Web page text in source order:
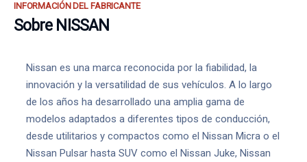
INFORMACIÓN DEL FABRICANTE
Sobre NISSAN
Nissan es una marca reconocida por la fiabilidad, la
innovación y la versatilidad de sus vehículos. A lo largo
de los años ha desarrollado una amplia gama de
modelos adaptados a diferentes tipos de conducción,
desde utilitarios y compactos como el Nissan Micra o el
Nissan Pulsar hasta SUV como el Nissan Juke, Nissan